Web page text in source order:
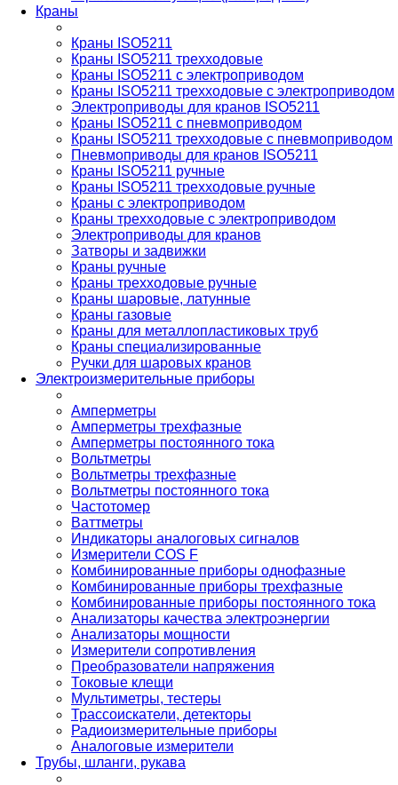
Краны
Краны ISO5211
Краны ISO5211 трехходовые
Краны ISO5211 с электроприводом
Краны ISO5211 трехходовые с электроприводом
Электроприводы для кранов ISO5211
Краны ISO5211 с пневмоприводом
Краны ISO5211 трехходовые с пневмоприводом
Пневмоприводы для кранов ISO5211
Краны ISO5211 ручные
Краны ISO5211 трехходовые ручные
Краны с электроприводом
Краны трехходовые с электроприводом
Электроприводы для кранов
Затворы и задвижки
Краны ручные
Краны трехходовые ручные
Краны шаровые, латунные
Краны газовые
Краны для металлопластиковых труб
Краны специализированные
Ручки для шаровых кранов
Электроизмерительные приборы
Амперметры
Амперметры трехфазные
Амперметры постоянного тока
Вольтметры
Вольтметры трехфазные
Вольтметры постоянного тока
Частотомер
Ваттметры
Индикаторы аналоговых сигналов
Измерители COS F
Комбинированные приборы однофазные
Комбинированные приборы трехфазные
Комбинированные приборы постоянного тока
Анализаторы качества электроэнергии
Анализаторы мощности
Измерители сопротивления
Преобразователи напряжения
Токовые клещи
Мультиметры, тестеры
Трассоискатели, детекторы
Радиоизмерительные приборы
Аналоговые измерители
Трубы, шланги, рукава